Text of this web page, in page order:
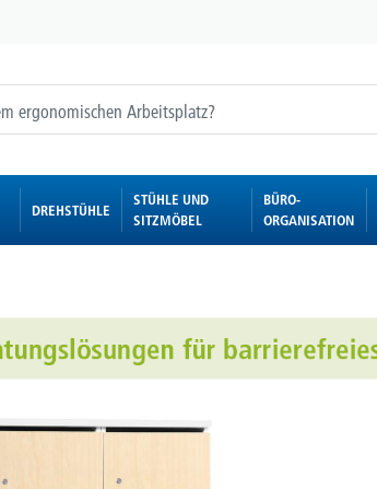
DREHSTÜHLE
STÜHLE UND
SITZMÖBEL
BÜRO-
ORGANISATION